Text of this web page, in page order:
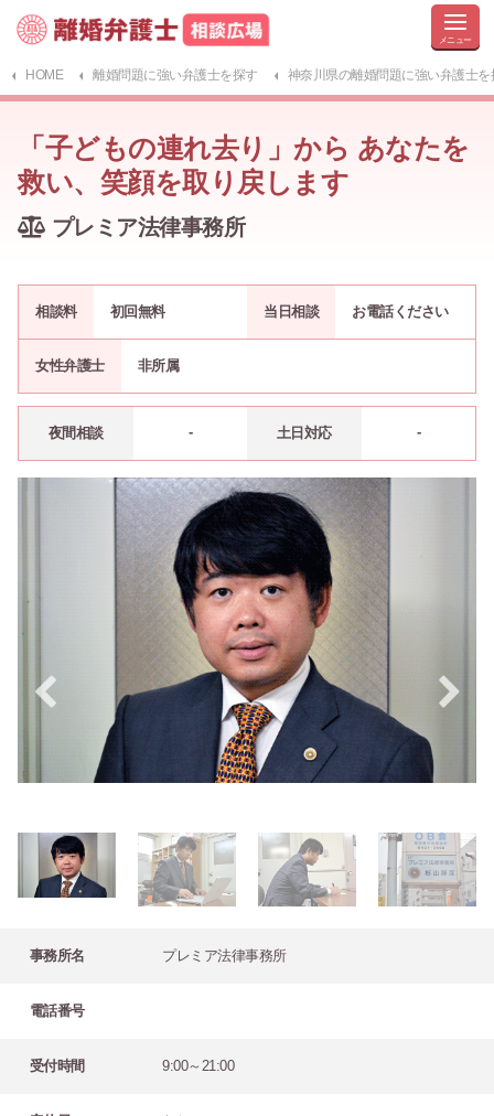
HOME 離婚問題に強い弁護士を探す 神奈川県の離婚問題に強い弁護士を
「子どもの連れ去り」から あなたを
救い、笑顔を取り戻します
プレミア法律事務所
相談料 初回無料 当日相談 お電話ください
女性弁護士 非所属
夜間相談 - 土日対応 -
事務所名 プレミア法律事務所
電話番号
受付時間 9:00～21:00